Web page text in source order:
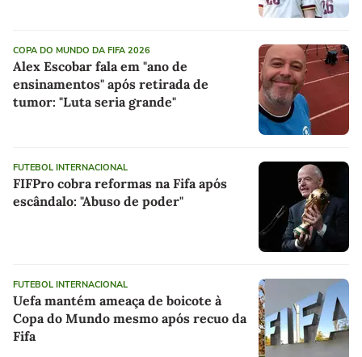
COPA DO MUNDO DA FIFA 2026
Alex Escobar fala em "ano de
ensinamentos" após retirada de
tumor: "Luta seria grande"
FUTEBOL INTERNACIONAL
FIFPro cobra reformas na Fifa após
escândalo: "Abuso de poder"
FUTEBOL INTERNACIONAL
Uefa mantém ameaça de boicote à
Copa do Mundo mesmo após recuo da
Fifa